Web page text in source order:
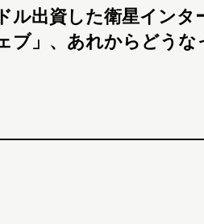
ル出資した衛星インタ
ブ」、あれからどうな